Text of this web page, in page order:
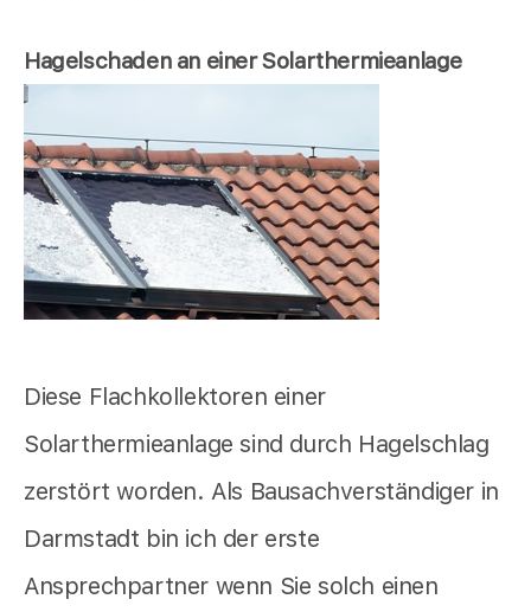
Hagelschaden an einer Solarthermieanlage
Diese Flachkollektoren einer
Solarthermieanlage sind durch Hagelschlag
zerstört worden. Als Bausachverständiger in
Darmstadt bin ich der erste
Ansprechpartner wenn Sie solch einen